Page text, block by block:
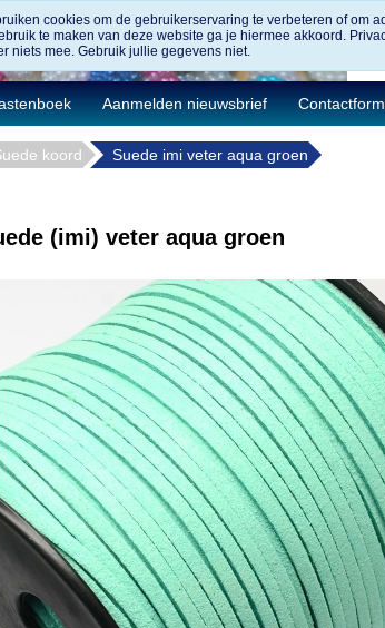
Aanmelden nieuwsbrief
koord Suede imi veter aqua groen
(imi) veter aqua groen
cookies om de gebruikerservaring te verbeteren of om
te maken van deze website ga je hiermee akkoord.
niets mee. Gebruik jullie gegevens niet.